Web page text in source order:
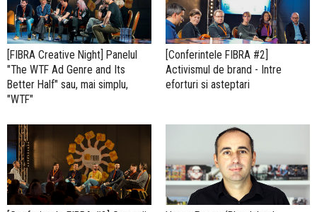
[FIBRA Creative Night] Panelul
"The WTF Ad Genre and Its
Better Half" sau, mai simplu,
"WTF"
[Conferintele FIBRA #2]
Activismul de brand - Intre
eforturi si asteptari